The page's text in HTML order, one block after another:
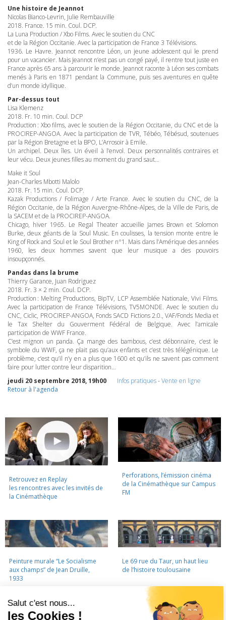
Une histoire de Jeannot
Nicolas Bianco-Levrin, Julie Rembauville
2018. France. 15 min. Coul. DCP.
La Luna Production / Xbo Films. Avec le soutien du CNC
et de la Région Occitanie. Avec la participation de France 3 Télévisions.
1936. Le Havre. Jeannot rencontre Léon, un jeune adolescent qui le prend
pour un vacancier. Mais Jeannot n’est pas un congé payé, il rentre tout juste en
France après 65 ans à parcourir le monde. Jeannot raconte à Léon ses combats
menés à Paris en 1871 pendant la Commune, puis ses aventures en quête
d’un monde idyllique.
Par-dessus tout
Lisa Klemenz
2018. Fr. 10 min. Coul. DCP
Production : Xbo films, avec le soutien de la Région Occitanie, du CNC et de la
PROCIREP-ANGOA. Avec la participation de TVR, Tébéo, Tébésud, soutenues
par la Région Bretagne et la BPO, L’Arrosoir à Emile.
Un archipel. Deux îles. Un éveil à l’envol. Deux personnalités contraires et
leur vécu. Deux jeunes filles au moment du grand saut…
Make it Soul
Jean-Charles Mbotti Malolo
2018. Fr. 15 min. Coul. DCP.
Kazak Productions / Folimage / Arte France. Avec le soutien du CNC, de la
Région Occitanie, de la Région Auvergne-Rhône-Alpes, de la Ville de Paris, de
la SACEM et de la PROCIREP-ANGOA.
Chicago, hiver 1965. Le Regal Theater accueille James Brown et Solomon
Burke, deux géants de la Soul Music. En coulisses, la tension monte entre le
King of Rock and Soul et le Soul Brother n°1. Mais dans l’Amérique des années
1960, les deux hommes savent que leur musique a des pouvoirs
insoupçonnés.
Pandas dans la brume
Thierry Garance, Juan Rodriguez
2018. Fr. 3 × 2 min. Coul. DCP.
Production : Melting Productions, BipTV, LCPAssemblée Nationale, Vivi Films.
Avec la participation de France Télévisions, TV5MONDE. Avec le soutien du
CNC, Ciclic, PROCIREP-ANGOA, Fonds SACD Fictions 2.0.,VAF/Fonds Media et
le Tax Shelter du Gouverment Fédéral de Belgique. Avec l’amicale
participation de WWF France.
C’est mignon un panda. Ça mange des bambous, c’est débonnaire, c’est le
symbole du WWF, ça ne plait pas qu’aux enfants et c’est très télégénique. Le
problème, c’est qu’il n’y en a plus que 1600 et qu’ils ne savent pas comment
faire pour lutter contre leur disparition…
jeudi 20 septembre 2018, 19h00
Infos pratiques-Vente en ligne
Retour à l'agenda
Retrouvez en Replay
les rencontres avec les invités de
la Cinémathèque
Perforations, l’émission cinéma
de la Cinémathèque sur Campus
FM
Peinture murale “Le Socialisme
aux champs” de Jean Druille,
1933
Le 69 rue du Taur, un haut lieu
de l’histoire toulousaine